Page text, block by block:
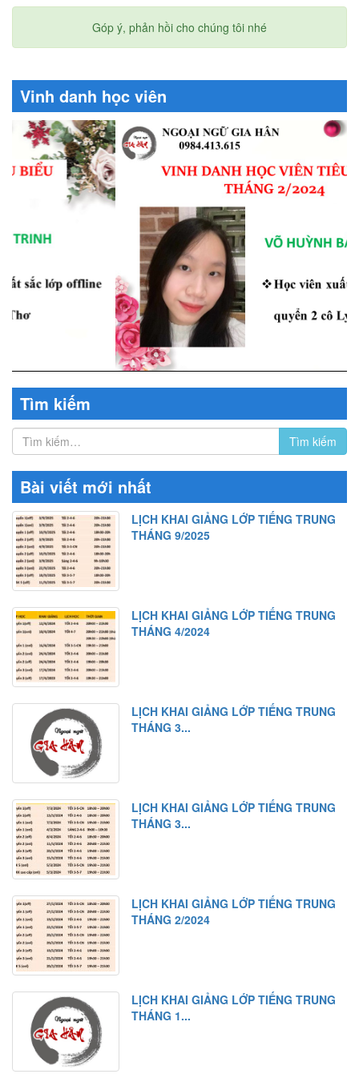
Góp ý, phản hồi cho chúng tôi nhé
Vinh danh học viên
Tìm kiếm
Bài viết mới nhất
LỊCH KHAI GIẢNG LỚP TIẾNG TRUNG
THÁNG 9/2025
LỊCH KHAI GIẢNG LỚP TIẾNG TRUNG
THÁNG 4/2024
LỊCH KHAI GIẢNG LỚP TIẾNG TRUNG
THÁNG 3...
LỊCH KHAI GIẢNG LỚP TIẾNG TRUNG
THÁNG 3...
LỊCH KHAI GIẢNG LỚP TIẾNG TRUNG
THÁNG 2/2024
LỊCH KHAI GIẢNG LỚP TIẾNG TRUNG
THÁNG 1...